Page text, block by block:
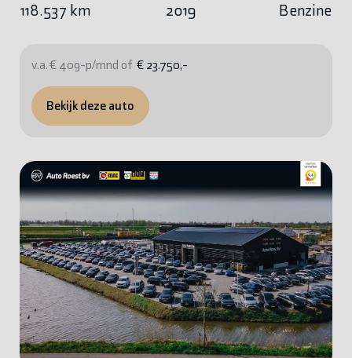
118.537 km 2019 Benzine
v.a. € 409-p/mnd of € 23.750,-
Bekijk deze auto